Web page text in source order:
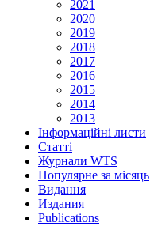
2021
2020
2019
2018
2017
2016
2015
2014
2013
Інформаційні листи
Статті
Журнали WTS
Популярне за місяць
Видання
Издания
Publications